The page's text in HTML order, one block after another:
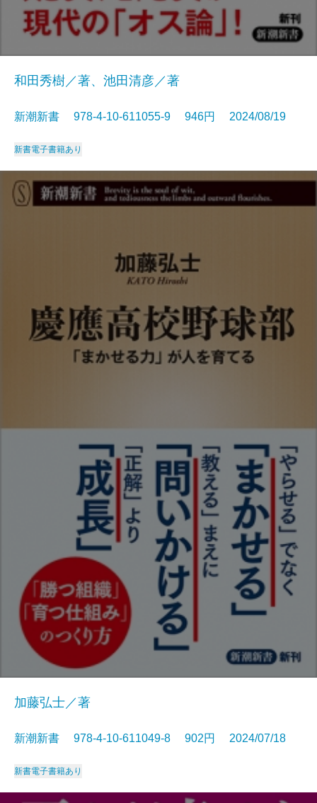
和田秀樹／著、池田清彦／著
新潮新書 978-4-10-611055-9 946円 2024/08/19
新書電子書籍あり
加藤弘士／著
新潮新書 978-4-10-611049-8 902円 2024/07/18
新書電子書籍あり